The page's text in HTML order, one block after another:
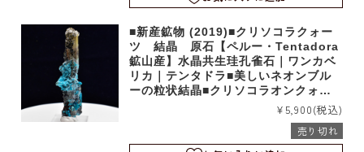
■新産鉱物 (2019)■クリソコラクォー
ツ 結晶 原石【ペルー・Tentadora
鉱山産】水晶共生珪孔雀石｜ワンカベ
リカ｜テンタドラ■美しいネオンブル
ーの粒状結晶■クリソコラオンクォー
¥5,900(税込)
売り切れ